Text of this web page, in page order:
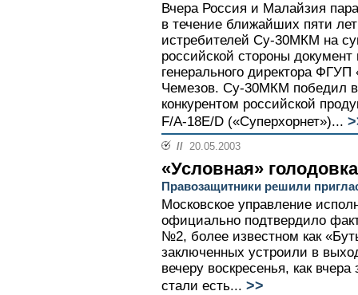
Вчера Россия и Малайзия
в течение ближайших пяти
истребителей Су-30МКМ на
российской стороны
генерального директора ФГУП
Чемезов. Су-30МКМ победил в
конкурентом российской
F/A-18E/D («Суперхорнет»)...
// 20.05.2003
«Условная»
Правозащитники решили
Московское управление
официально подтвердило
№2, более известном как
заключенных устроили в
вечеру воскресенья, как
стали есть... >>